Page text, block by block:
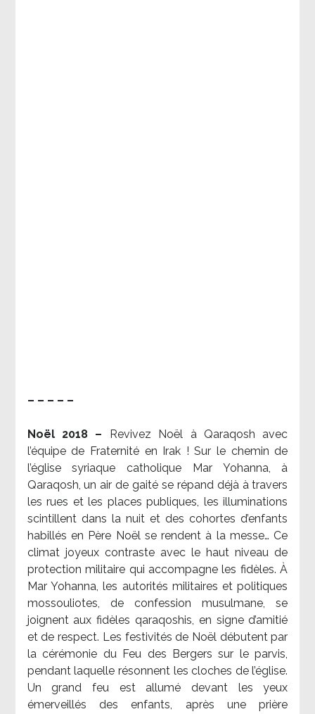
– – – – –
Noël 2018 –
Revivez Noël à Qaraqosh avec
l’équipe de Fraternité en Irak ! Sur le chemin de
l’église syriaque catholique Mar Yohanna, à
Qaraqosh, un air de gaité se répand déjà à travers
les rues et les places publiques, les illuminations
scintillent dans la nuit et des cohortes d’enfants
habillés en Père Noël se rendent à la messe… Ce
climat joyeux contraste avec le haut niveau de
protection militaire qui accompagne les fidèles. À
Mar Yohanna, les autorités militaires et politiques
mossouliotes, de confession musulmane, se
joignent aux fidèles qaraqoshis, en signe d’amitié
et de respect. Les festivités de Noël débutent par
la cérémonie du Feu des Bergers sur le parvis,
pendant laquelle résonnent les cloches de l’église.
Un grand feu est allumé devant les yeux
émerveillés des enfants, après une prière